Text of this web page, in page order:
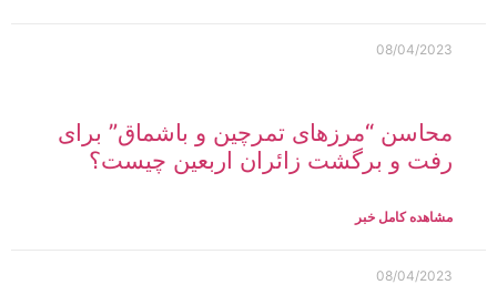
08/04/2023
محاسن “مرزهای تمرچین و باشماق” برای
رفت و برگشت زائران اربعین چیست؟
مشاهده کامل خبر
08/04/2023